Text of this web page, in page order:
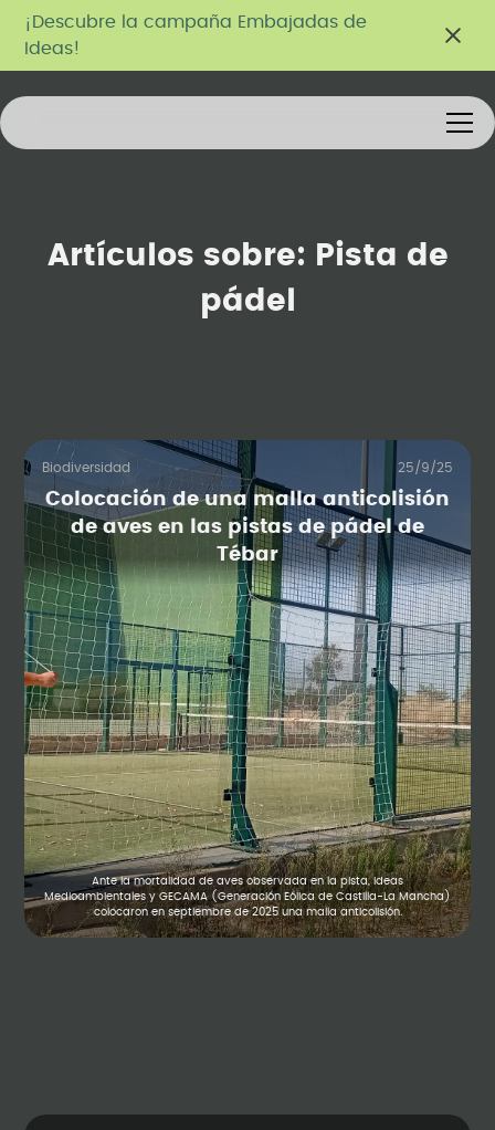
¡Descubre la campaña Embajadas de
Ideas!
Artículos sobre:
Pista de
pádel
Biodiversidad 25/9/25
Colocación de una malla anticolisión
de aves en las pistas de pádel de
Tébar
Ante la mortalidad de aves observada en la pista, Ideas
Medioambientales y GECAMA (Generación Eólica de Castilla-La Mancha)
colocaron en septiembre de 2025 una malla anticolisión.